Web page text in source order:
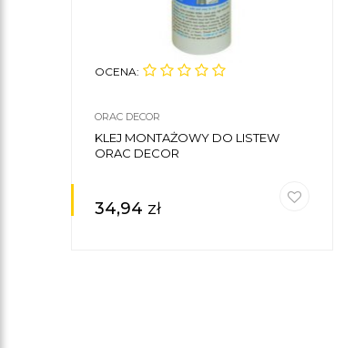
OCENA:
ORAC DECOR
KLEJ MONTAŻOWY DO LISTEW
ORAC DECOR
34,94 zł